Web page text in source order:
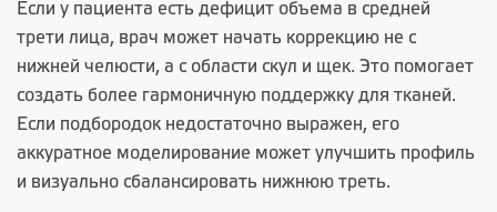
Если у пациента есть дефицит объема в средней
трети лица, врач может начать коррекцию не с
нижней челюсти, а с области скул и щек. Это помогает
создать более гармоничную поддержку для тканей.
Если подбородок недостаточно выражен, его
аккуратное моделирование может улучшить профиль
и визуально сбалансировать нижнюю треть.